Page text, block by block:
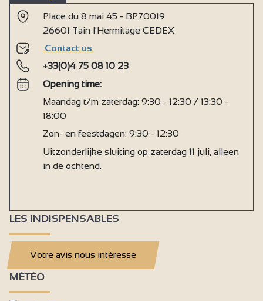
Place du 8 mai 45 - BP70019
26601 Tain l'Hermitage CEDEX
Contact us
+33(0)4 75 08 10 23
Opening time:
Maandag t/m zaterdag: 9:30 - 12:30 / 13:30 -
18:00
Zon- en feestdagen: 9:30 - 12:30
Uitzonderlijke sluiting op zaterdag 11 juli, alleen
in de ochtend.
LES INDISPENSABLES
Votre avis nous intéresse
MÉTÉO